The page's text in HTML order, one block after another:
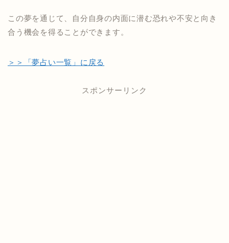
この夢を通じて、自分自身の内面に潜む恐れや不安と向き
合う機会を得ることができます。
＞＞「夢占い一覧」に戻る
スポンサーリンク